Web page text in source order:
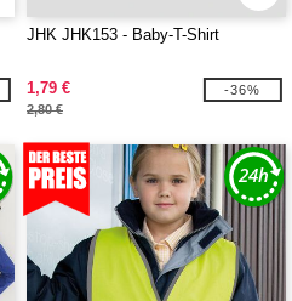
JHK JHK153 - Baby-T-Shirt
1,79 €
2,80 €
-36%